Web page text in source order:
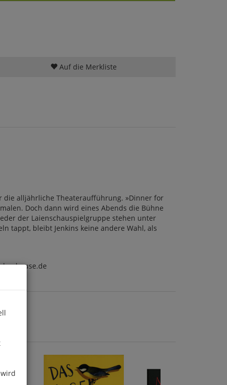
Auf die Merkliste
die alljährliche Theateraufführung. »Dinner for
Doch dann wird eines Abends die Bühne
der Laienschauspielgruppe stehen unter
tappt, bleibt Jenkins keine andere Wahl, als